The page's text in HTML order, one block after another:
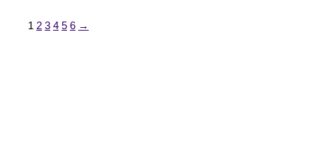
1 2 3 4 5 6 →